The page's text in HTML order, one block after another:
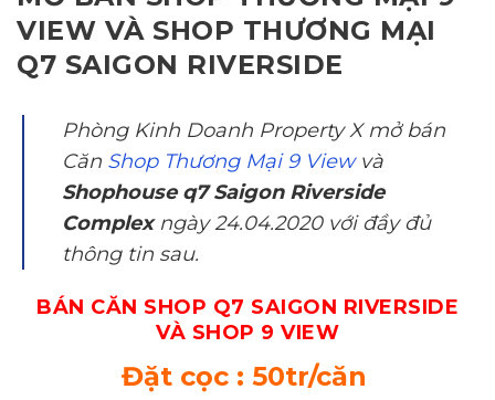
VIEW VÀ SHOP THƯƠNG MẠI
Q7 SAIGON RIVERSIDE
Phòng Kinh Doanh Property X mở bán
Căn Shop Thương Mại 9 Viewvà
Shophouse q7 Saigon Riverside
Complexngày 24.04.2020 với đầy đủ
thông tin sau.
BÁN CĂN SHOP Q7 SAIGON RIVERSIDE
VÀ SHOP 9 VIEW
Đặt cọc : 50tr/căn